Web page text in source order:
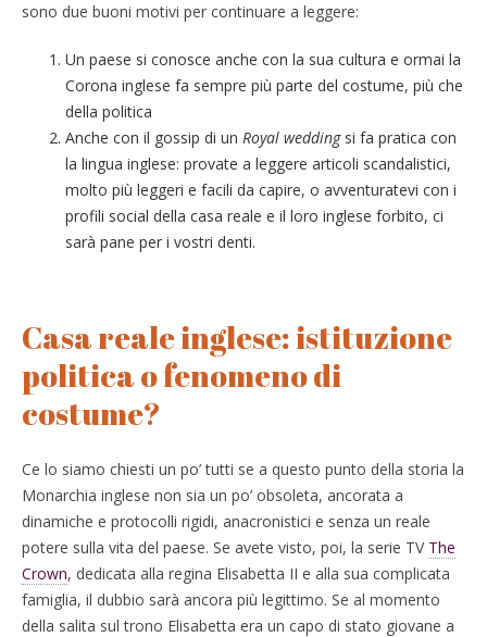
sono due buoni motivi per continuare a leggere:
Un paese si conosce anche con la sua cultura e ormai la
Corona inglese fa sempre più parte del costume, più che
della politica
Anche con il gossip di un Royal weddingsi fa pratica con
la lingua inglese: provate a leggere articoli scandalistici,
molto più leggeri e facili da capire, o avventuratevi con i
profili social della casa reale e il loro inglese forbito, ci
sarà pane per i vostri denti.
Casa reale inglese: istituzione
politica o fenomeno di
costume?
Ce lo siamo chiesti un po’ tutti se a questo punto della storia la
Monarchia inglese non sia un po’ obsoleta, ancorata a
dinamiche e protocolli rigidi, anacronistici e senza un reale
potere sulla vita del paese. Se avete visto, poi, la serie TV The
Crown, dedicata alla regina Elisabetta II e alla sua complicata
famiglia, il dubbio sarà ancora più legittimo. Se al momento
della salita sul trono Elisabetta era un capo di stato giovane a